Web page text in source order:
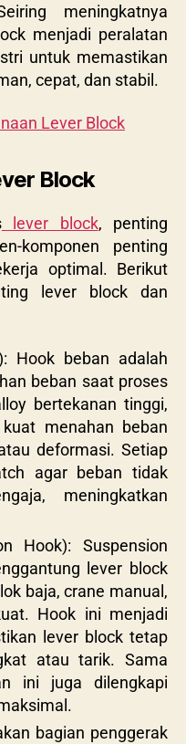
meningkatnya
menjadi peralatan
untuk memastikan
cepat, dan stabil.
Lever Block
Block
lever block, penting
komponen penting
optimal. Berikut
lever block dan
Hook beban adalah
beban saat proses
bertekanan tinggi,
menahan beban
deformasi. Setiap
agar beban tidak
meningkatkan
Hook): Suspension
lever block
baja, crane manual,
Hook ini menjadi
lever block tetap
atau tarik. Sama
ini juga dilengkapi
bagian penggerak